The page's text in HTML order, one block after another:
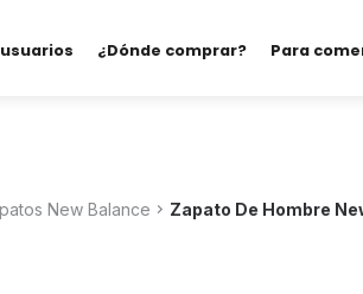
¿Dónde comprar? Para
New Balance Zapato De Hombre